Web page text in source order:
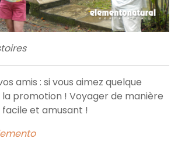
amis : si vous aimez quelque
promotion ! Voyager de manière
et amusant !